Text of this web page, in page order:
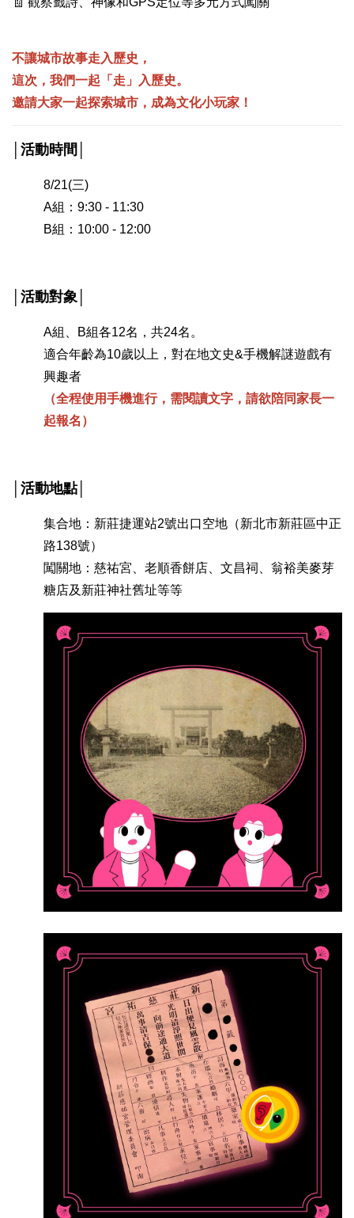
不讓城市故事走入歷史，
這次，我們一起「走」入歷史。
邀請大家一起探索城市，成為文化小玩家！
│活動時間│
8/21(三)
A組：9:30 - 11:30
B組：10:00 - 12:00
│活動對象│
A組、B組各12名，共24名。
適合年齡為10歲以上，對在地文史&手機解謎遊戲有
興趣者
（全程使用手機進行，需閱讀文字，請欲陪同家長一
起報名）
│活動地點│
集合地：新莊捷運站2號出口空地（新北市新莊區中正
路138號）
闖關地：慈祐宮、老順香餅店、文昌祠、翁裕美麥芽
糖店及新莊神社舊址等等